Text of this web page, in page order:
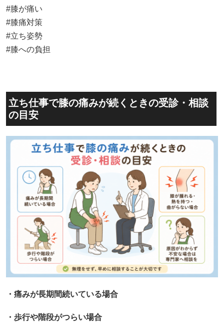
#膝が痛い
#膝痛対策
#立ち姿勢
#膝への負担
立ち仕事で膝の痛みが続くときの受診・相談
の目安
・痛みが長期間続いている場合
・歩行や階段がつらい場合